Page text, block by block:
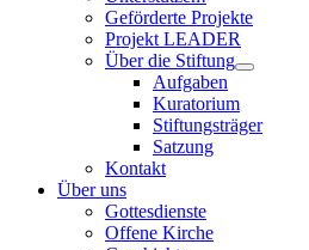
Geförderte Projekte
Projekt LEADER
Über die Stiftung
Aufgaben
Kuratorium
Stiftungsträger
Satzung
Kontakt
Über uns
Gottesdienste
Offene Kirche